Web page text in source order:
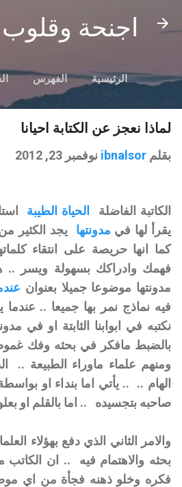
التخطي إلى
اجنحة وقلوب
الرئيسية الفهرس
لماذا نعجز عن الكتابة احيانا
بقلم ibnalsor نوفمبر 23, 2012
الكاتبة الفاضلة الحياة الطيبة
يقرأ لها في مدونتها
يجد الكثير
كما انها حريصة على انتقاء
فهمك وادراكك بسهولة ويسر ..
مدونتها موضوعا جميلا بعنوان
فيه نماذج نمر بها جميعا ..
نكتبه في ابوابنا الثابتة او في
بالضبط مافكر في بحثه وفك
ومنهم علماء ماوراء الطبيعة ..
الهام .. .. يأتي اما بنداء او
صاحبه بتجسيده .. اما بالقلم او
والامر الثاني الذي دفع بهؤلاء
بحثه والاهتمام فيه .. ان
فكره وخلو ذهنه فجأة من اي